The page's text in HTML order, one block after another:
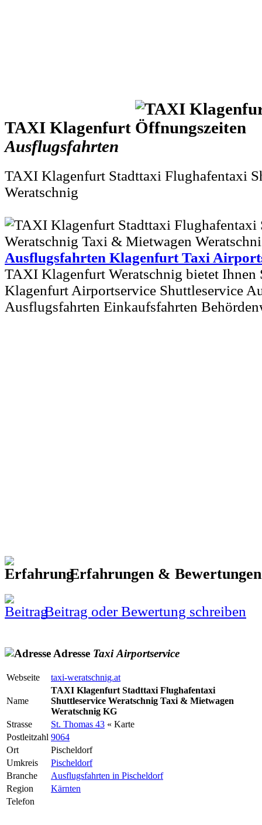
TAXI Klagenfurt
Ausflugsfahrten
TAXI Klagenfurt Stadttaxi Flughafentaxi
Weratschnig
Ausflugsfahrten Klagenfurt Taxi
TAXI Klagenfurt Weratschnig bietet Ihnen
Klagenfurt Airportservice Shuttleservice
Ausflugsfahrten Einkaufsfahrten
Erfahrungen &
Beitrag oder Bewertung schreiben
Adresse Taxi Airportservice
Webseite taxi-weratschnig.at
Name
TAXI Klagenfurt Stadttaxi Flughafentaxi
Shuttleservice Weratschnig Taxi & Mietwagen
Weratschnig KG
Strasse
St. Thomas 43 « Karte
Postleitzahl 9064
Ort
Pischeldorf
Umkreis
Pischeldorf
Branche
Ausflugsfahrten in Pischeldorf
Region
Kärnten
Telefon